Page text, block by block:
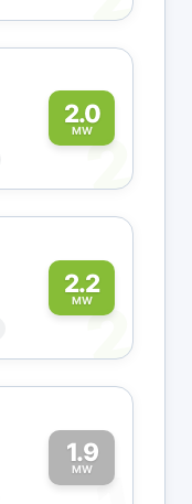
2.0
MW2
2.2
MW2
1.9
MW